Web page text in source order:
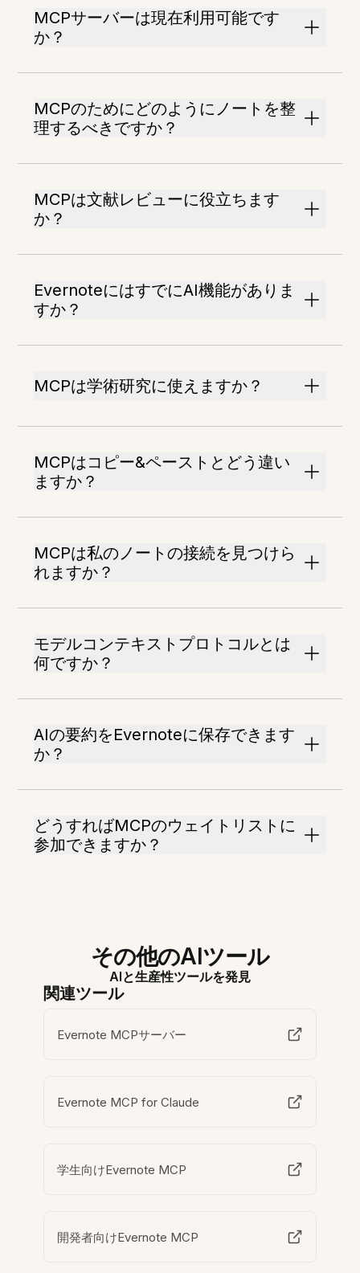
MCPサーバーは現在利用可能です
か？
MCPのためにどのようにノートを整
理するべきですか？
MCPは文献レビューに役立ちます
か？
EvernoteにはすでにAI機能がありま
すか？
MCPは学術研究に使えますか？
MCPはコピー&ペーストとどう違い
ますか？
MCPは私のノートの接続を見つけら
れますか？
モデルコンテキストプロトコルとは
何ですか？
AIの要約をEvernoteに保存できます
か？
どうすればMCPのウェイトリストに
参加できますか？
その他のAIツール
AIと生産性ツールを発見
関連ツール
Evernote MCPサーバー
Evernote MCP for Claude
学生向けEvernote MCP
開発者向けEvernote MCP